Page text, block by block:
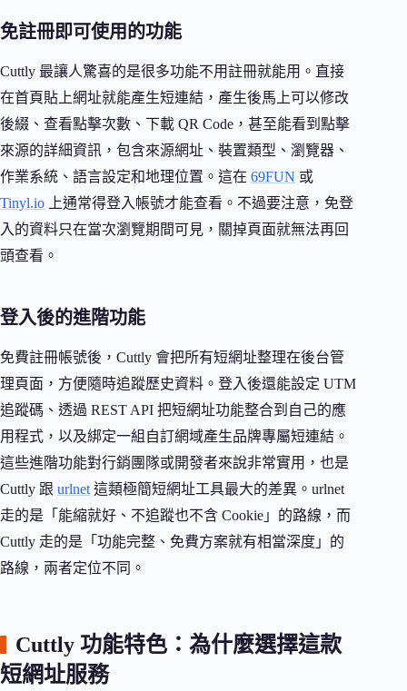
免註冊即可使用的功能
Cuttly 最讓人驚喜的是很多功能不用註冊就能用。直接
在首頁貼上網址就能產生短連結，產生後馬上可以修改
後綴、查看點擊次數、下載 QR Code，甚至能看到點擊
來源的詳細資訊，包含來源網址、裝置類型、瀏覽器、
作業系統、語言設定和地理位置。這在 69FUN 或
Tinyl.io 上通常得登入帳號才能查看。不過要注意，免登
入的資料只在當次瀏覽期間可見，關掉頁面就無法再回
頭查看。
登入後的進階功能
免費註冊帳號後，Cuttly 會把所有短網址整理在後台管
理頁面，方便隨時追蹤歷史資料。登入後還能設定 UTM
追蹤碼、透過 REST API 把短網址功能整合到自己的應
用程式，以及綁定一組自訂網域產生品牌專屬短連結。
這些進階功能對行銷團隊或開發者來說非常實用，也是
Cuttly 跟 urlnet這類極簡短網址工具最大的差異。urlnet
走的是「能縮就好、不追蹤也不含 Cookie」的路線，而
Cuttly 走的是「功能完整、免費方案就有相當深度」的
路線，兩者定位不同。
Cuttly 功能特色：為什麼選擇這款
短網址服務